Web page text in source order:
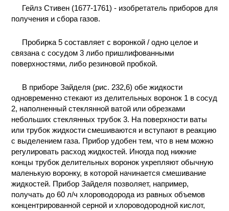
Гейлз Стивен (1677-1761) - изобретатель приборов для
получения и сбора газов.
Пробирка 5 составляет с воронкой / одно целое и
связана с сосудом 3 либо пришлифованными
поверхностями, либо резиновой пробкой.
В приборе Зайделя (рис. 232,6) обе жидкости
одновременно стекают из делительных воронок 1 в сосуд
2, наполненный стеклянной ватой или обрезками
небольших стеклянных трубок 3. На поверхности ваты
или трубок жидкости смешиваются и вступают в реакцию
с выделением газа. Прибор удобен тем, что в нем можно
регулировать расход жидкостей. Иногда под нижние
концы трубок делительных воронок укрепляют обычную
маленькую воронку, в которой начинается смешивание
жидкостей. Прибор Зайделя позволяет, например,
получать до 60 л/ч хлороводорода из равных объемов
концентрированной серной и хлороводородной кислот,